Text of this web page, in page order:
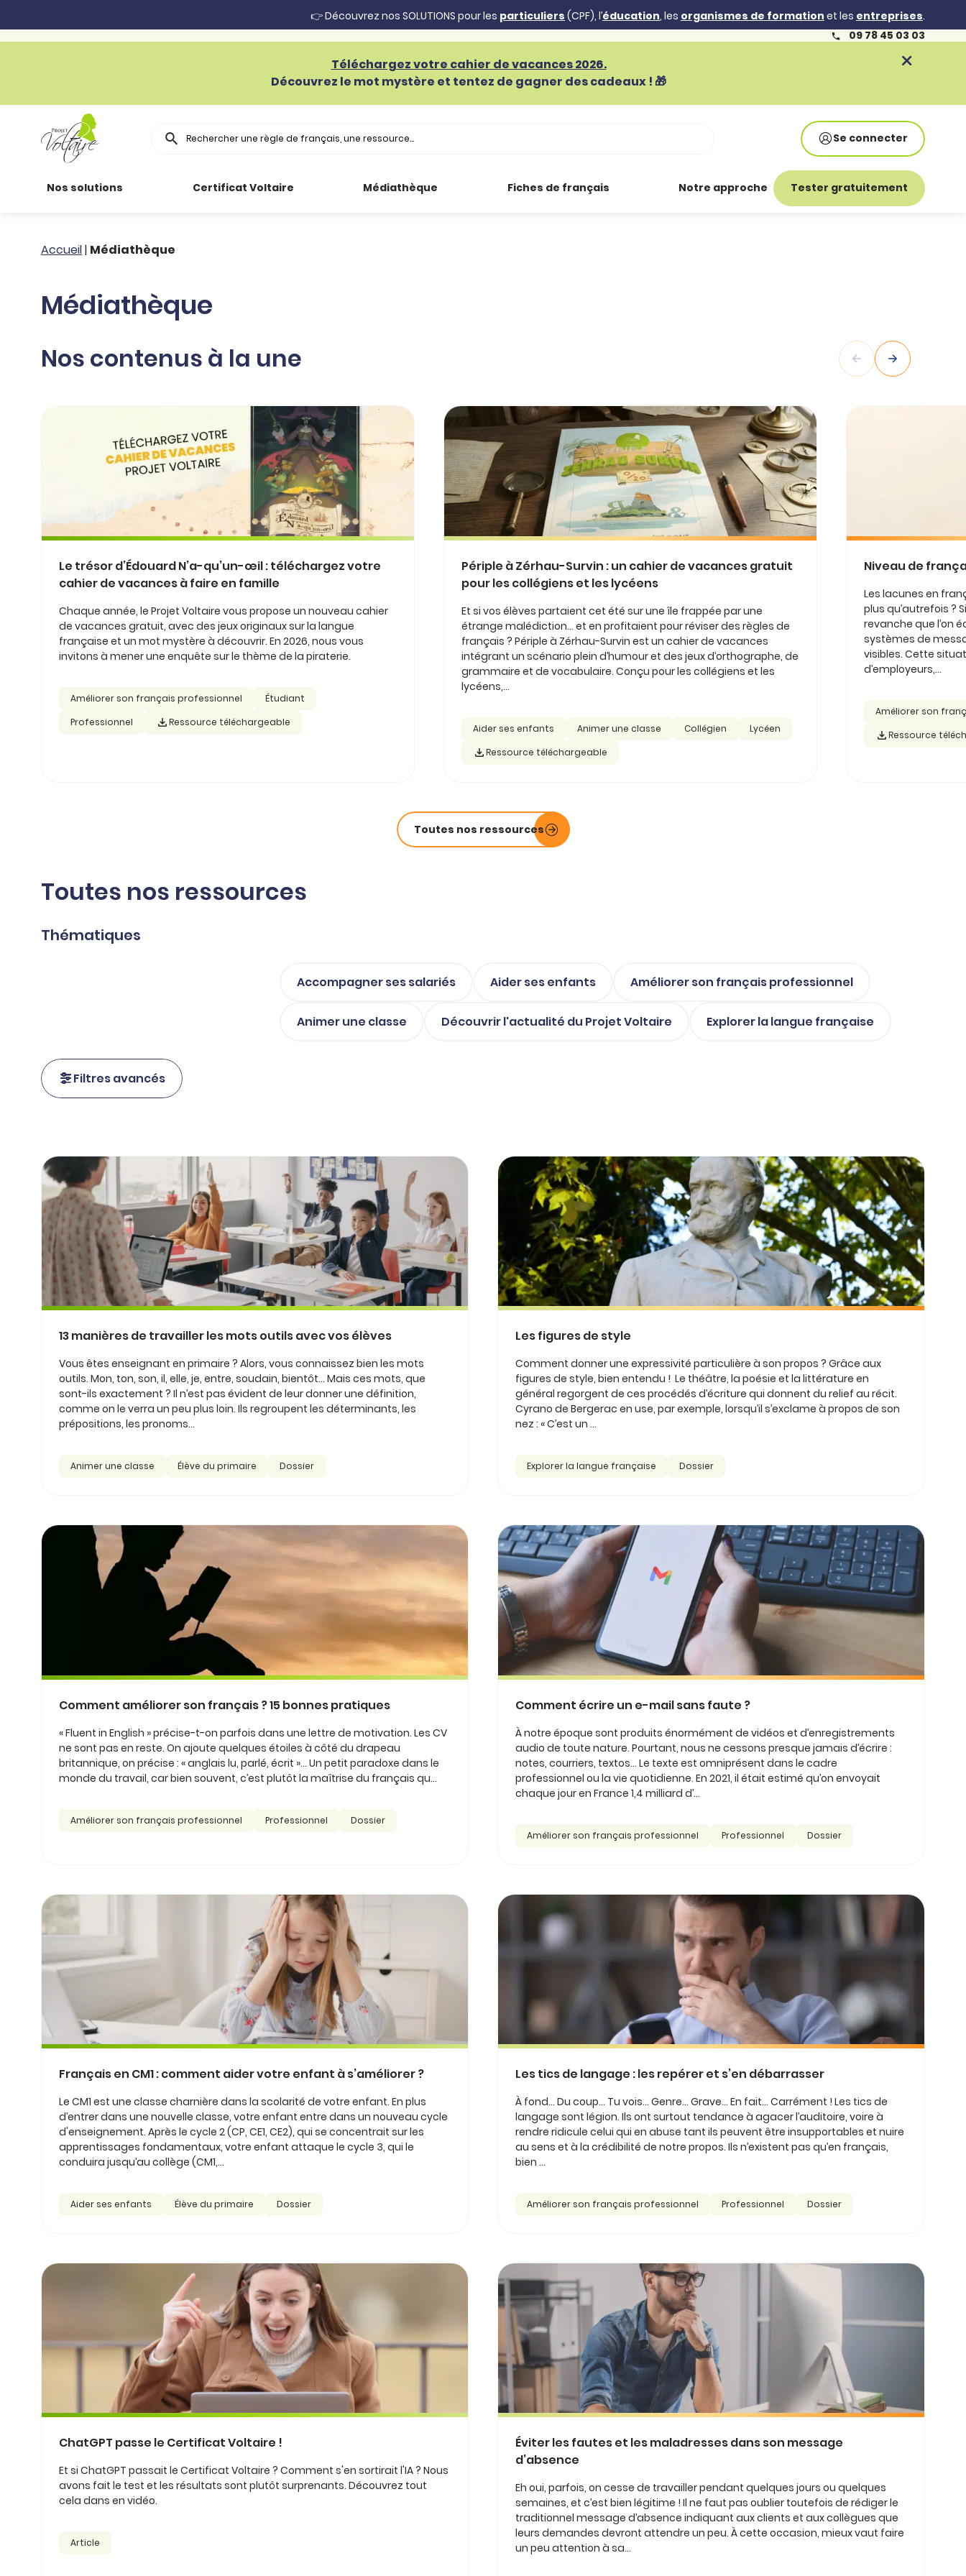
👉 Découvrez nos SOLUTIONS pour les particuliers (CPF), l’éducation, les organismes de formation et les entreprises.
09 78 45 03 03
Téléchargez votre cahier de vacances 2026.
Découvrez le mot mystère et tentez de gagner des cadeaux ! 🎁
Rechercher Se connecter
Nos solutions
Particuliers
Secteur public
Évaluer le niveau de ses
Certificat Voltaire Médiathèque
Toutes nos
Améliorer son
français
Animer une classe
Explorer la langue
Découvrir nos
ouvrages
Témoignages
Fiches de français
Conjugaison
Règle
Syntaxe
Notre approche Tester gratuitement
Accueil| Médiathèque
Médiathèque
Nos contenus à la une
Le trésor d’Édouard N’a-qu’un-œil : téléchargez votre
cahier de vacances à faire en famille
Chaque année, le Projet Voltaire vous propose un nouveau cahier
de vacances gratuit, avec des jeux originaux sur la langue
française et un mot mystère à découvrir. En 2026, nous vous
invitons à mener une enquête sur le thème de la piraterie.
Améliorer son français professionnel
Étudiant
Professionnel
Ressource téléchargeable
Périple à Zérhau-Survin : un cahier de vacances gratuit
pour les collégiens et les lycéens
Et si vos élèves partaient cet été sur une île frappée par une
étrange malédiction… et en profitaient pour réviser des règles de
français ? Périple à Zérhau-Survin est un cahier de vacances
intégrant un scénario plein d’humour et des jeux d’orthographe, de
grammaire et de vocabulaire. Conçu pour les collégiens et les
lycéens,...
Aider ses enfants Animer une classe Collégien
Lycéen
Ressource téléchargeable
Niveau de
Les lacunes en
plus qu’autrefois ?
revanche que l’on
systèmes de
visibles. Cette
d’employeurs,...
Améliorer son
Ressource
Toutes nos ressources
Toutes nos ressources
Thématiques
Accompagner ses salariés Aider ses enfants Améliorer son français professionnel
Animer une classe Découvrir l'actualité du Projet Voltaire Explorer la langue française
Filtres avancés
13 manières de travailler les mots outils avec vos élèves
Vous êtes enseignant en primaire ? Alors, vous connaissez bien les mots
outils. Mon, ton, son, il, elle, je, entre, soudain, bientôt... Mais ces mots, que
sont-ils exactement ? Il n’est pas évident de leur donner une définition,
comme on le verra un peu plus loin. Ils regroupent les déterminants, les
prépositions, les pronoms...
Animer une classe Élève du primaire Dossier
Les figures de style
Comment donner une expressivité particulière à son propos ? Grâce aux
figures de style, bien entendu ! Le théâtre, la poésie et la littérature en
général regorgent de ces procédés d’écriture qui donnent du relief au récit.
Cyrano de Bergerac en use, par exemple, lorsqu’il s’exclame à propos de son
nez : « C’est un ...
Explorer la langue française Dossier
Comment améliorer son français ? 15 bonnes pratiques
« Fluent in English » précise-t-on parfois dans une lettre de motivation. Les CV
ne sont pas en reste. On ajoute quelques étoiles à côté du drapeau
britannique, on précise : « anglais lu, parlé, écrit »... Un petit paradoxe dans le
monde du travail, car bien souvent, c’est plutôt la maîtrise du français qu...
Améliorer son français professionnel Professionnel Dossier
Comment écrire un e-mail sans faute ?
À notre époque sont produits énormément de vidéos et d’enregistrements
audio de toute nature. Pourtant, nous ne cessons presque jamais d’écrire :
notes, courriers, textos... Le texte est omniprésent dans le cadre
professionnel ou la vie quotidienne. En 2021, il était estimé qu’on envoyait
chaque jour en France 1,4 milliard d’...
Améliorer son français professionnel Professionnel Dossier
Français en CM1 : comment aider votre enfant à s’améliorer ?
Le CM1 est une classe charnière dans la scolarité de votre enfant. En plus
d’entrer dans une nouvelle classe, votre enfant entre dans un nouveau cycle
d'enseignement. Après le cycle 2 (CP, CE1, CE2), qui se concentrait sur les
apprentissages fondamentaux, votre enfant attaque le cycle 3, qui le
conduira jusqu’au collège (CM1,...
Aider ses enfants Élève du primaire Dossier
Les tics de langage : les repérer et s’en débarrasser
À fond... Du coup... Tu vois... Genre... Grave... En fait... Carrément ! Les tics de
langage sont légion. Ils ont surtout tendance à agacer l’auditoire, voire à
rendre ridicule celui qui en abuse tant ils peuvent être insupportables et nuire
au sens et à la crédibilité de notre propos. Ils n’existent pas qu’en français,
bien ...
Améliorer son français professionnel Professionnel Dossier
ChatGPT passe le Certificat Voltaire !
Et si ChatGPT passait le Certificat Voltaire ? Comment s'en sortirait l'IA ? Nous
avons fait le test et les résultats sont plutôt surprenants. Découvrez tout
cela dans en vidéo.
Article
Éviter les fautes et les maladresses dans son message
d’absence
Eh oui, parfois, on cesse de travailler pendant quelques jours ou quelques
semaines, et c’est bien légitime ! Il ne faut pas oublier toutefois de rédiger le
traditionnel message d’absence indiquant aux clients et aux collègues que
leurs demandes devront attendre un peu. À cette occasion, mieux vaut faire
un peu attention à sa...